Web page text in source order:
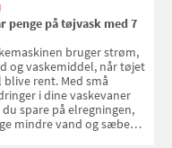
penge på tøjvask med 7
bruger strøm,
og vaskemiddel, når tøjet
blive rent. Med små
i dine vaskevaner
du spare på elregningen,
mindre vand og sæbe